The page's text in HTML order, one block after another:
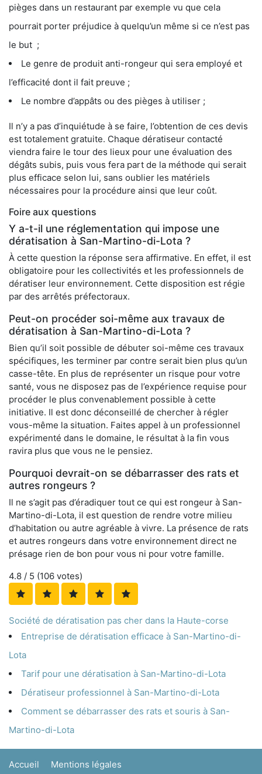
pièges dans un restaurant par exemple vu que cela
pourrait porter préjudice à quelqu’un même si ce n’est pas
le but ;
Le genre de produit anti-rongeur qui sera employé et
l’efficacité dont il fait preuve ;
Le nombre d’appâts ou des pièges à utiliser ;
Il n’y a pas d’inquiétude à se faire, l’obtention de ces devis
est totalement gratuite. Chaque dératiseur contacté
viendra faire le tour des lieux pour une évaluation des
dégâts subis, puis vous fera part de la méthode qui serait
plus efficace selon lui, sans oublier les matériels
nécessaires pour la procédure ainsi que leur coût.
Foire aux questions
Y a-t-il une réglementation qui impose une
dératisation à San-Martino-di-Lota ?
À cette question la réponse sera affirmative. En effet, il est
obligatoire pour les collectivités et les professionnels de
dératiser leur environnement. Cette disposition est régie
par des arrêtés préfectoraux.
Peut-on procéder soi-même aux travaux de
dératisation à San-Martino-di-Lota ?
Bien qu’il soit possible de débuter soi-même ces travaux
spécifiques, les terminer par contre serait bien plus qu’un
casse-tête. En plus de représenter un risque pour votre
santé, vous ne disposez pas de l’expérience requise pour
procéder le plus convenablement possible à cette
initiative. Il est donc déconseillé de chercher à régler
vous-même la situation. Faites appel à un professionnel
expérimenté dans le domaine, le résultat à la fin vous
ravira plus que vous ne le pensiez.
Pourquoi devrait-on se débarrasser des rats et
autres rongeurs ?
Il ne s’agit pas d’éradiquer tout ce qui est rongeur à San-
Martino-di-Lota, il est question de rendre votre milieu
d’habitation ou autre agréable à vivre. La présence de rats
et autres rongeurs dans votre environnement direct ne
présage rien de bon pour vous ni pour votre famille.
4.8 / 5 (106 votes)
Société de dératisation pas cher dans la Haute-corse
Entreprise de dératisation efficace à San-Martino-di-
Lota
Tarif pour une dératisation à San-Martino-di-Lota
Dératiseur professionnel à San-Martino-di-Lota
Comment se débarrasser des rats et souris à San-
Martino-di-Lota
Accueil Mentions légales